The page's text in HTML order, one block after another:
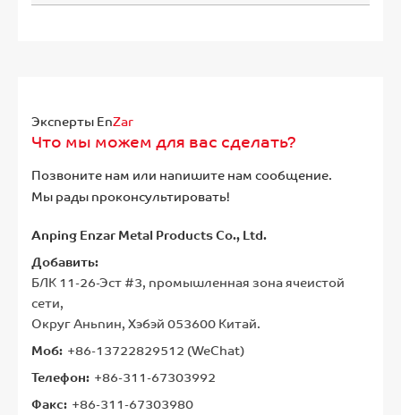
Эксперты EnZar
Что мы можем для вас сделать?
Позвоните нам или напишите нам сообщение.
Мы рады проконсультировать!
Anping Enzar Metal Products Co., Ltd.
Добавить:
БЛК 11-26-Эст #3, промышленная зона ячеистой
сети,
Округ Аньпин, Хэбэй 053600 Китай.
Моб: +86-13722829512 (WeChat)
Телефон: +86-311-67303992
Факс: +86-311-67303980